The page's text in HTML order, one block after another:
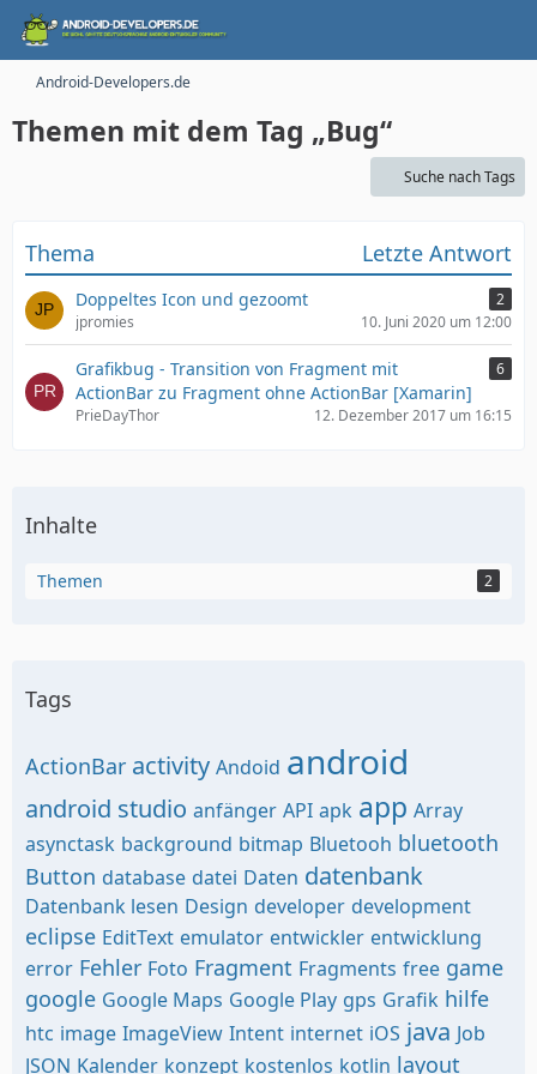
Android-Developers.de
Themen mit dem Tag „Bug“
Suche nach Tags
Thema Letzte Antwort
Doppeltes Icon und gezoomt
2
jpromies
10. Juni 2020 um 12:00
Grafikbug - Transition von Fragment mit
ActionBar zu Fragment ohne ActionBar [Xamarin]
6
PrieDayThor 12. Dezember 2017 um 16:15
Inhalte
Themen 2
Tags
ActionBar activity Andoid android
android studio anfänger API apk app Array
asynctask background bitmap Bluetooh bluetooth
Button database datei Daten datenbank
Datenbank lesen Design developer development
eclipse EditText emulator entwickler entwicklung
error Fehler Foto Fragment Fragments free game
google Google Maps Google Play gps Grafik hilfe
htc image ImageView Intent internet iOS java Job
JSON Kalender konzept kostenlos kotlin layout